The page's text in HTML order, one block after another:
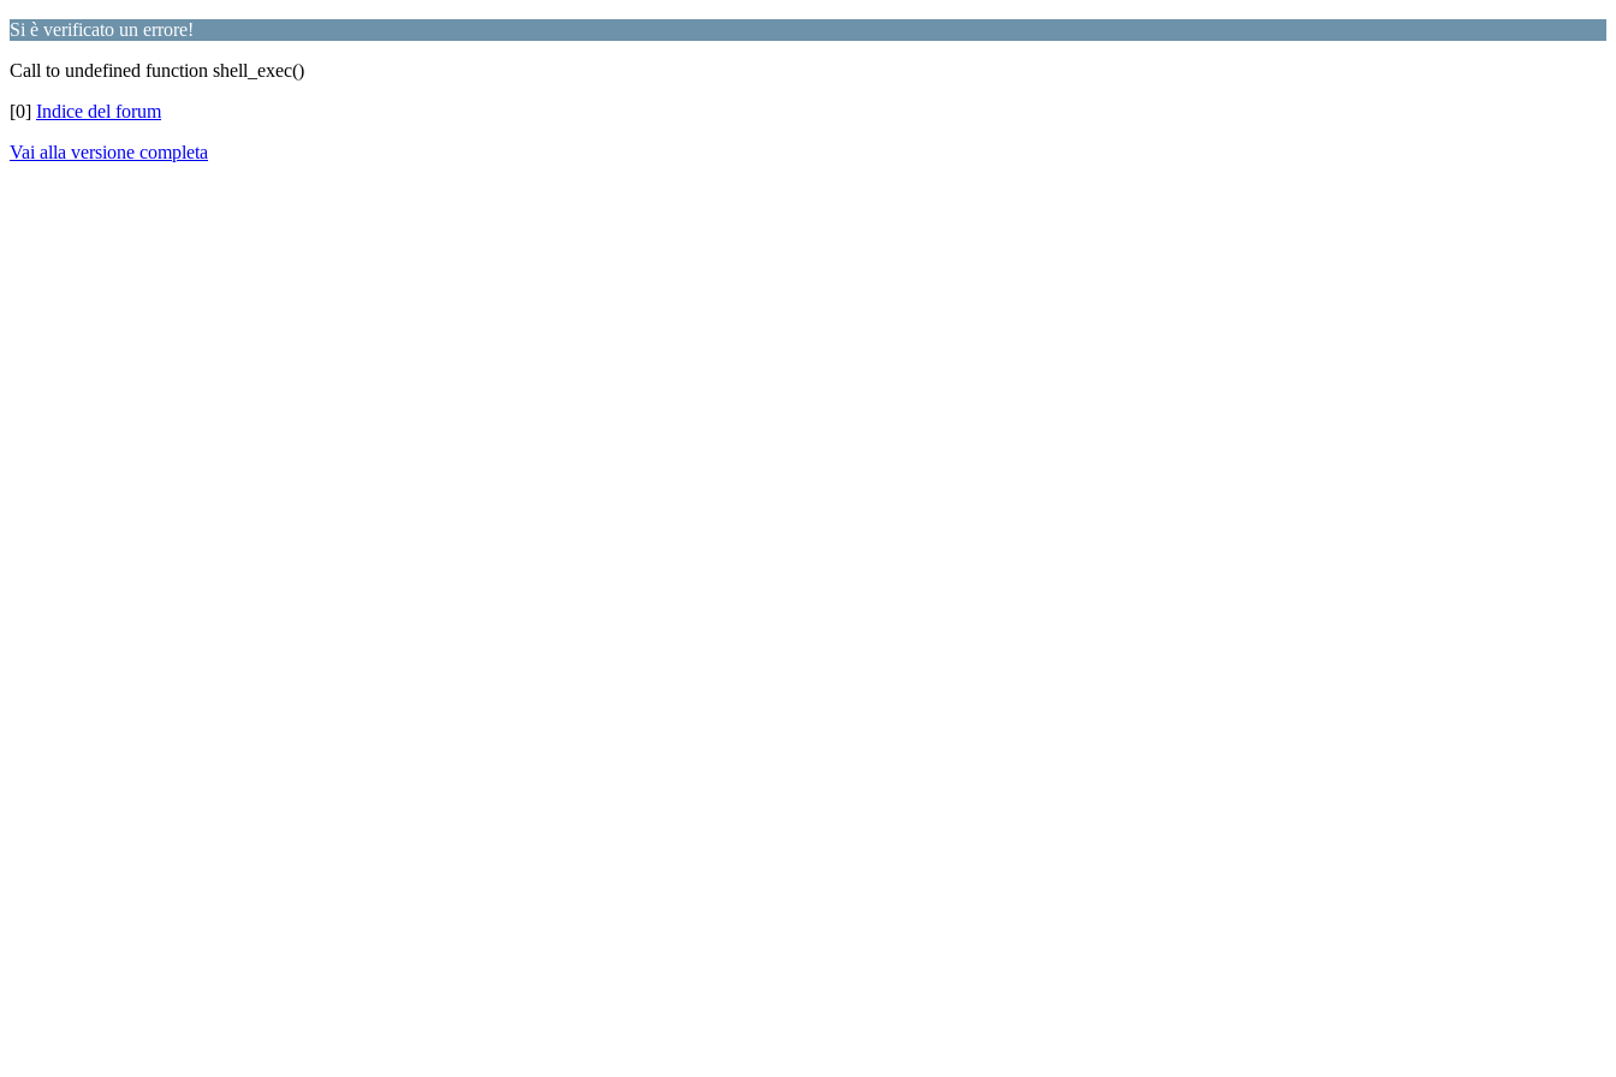
Si è verificato un errore!
Call to undefined function shell_exec()
[0] Indice del forum
Vai alla versione completa